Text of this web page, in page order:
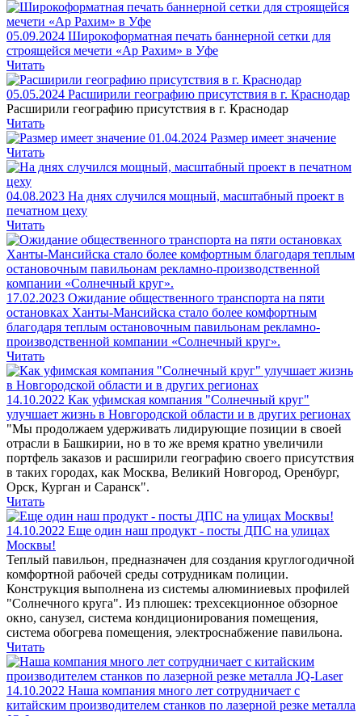
05.09.2024 Широкоформатная печать баннерной сетки для
строящейся мечети «Ар Рахим» в Уфе
Читать
05.05.2024 Расширили географию присутствия в г. Краснодар
Расширили географию присутствия в г. Краснодар
Читать
01.04.2024 Размер имеет значение
Читать
04.08.2023 На днях случился мощный, масштабный проект в
печатном цеху
Читать
17.02.2023 Ожидание общественного транспорта на пяти
остановках Ханты-Мансийска стало более комфортным
благодаря теплым остановочным павильонам рекламно-
производственной компании «Солнечный круг».
Читать
14.10.2022 Как уфимская компания "Солнечный круг"
улучшает жизнь в Новгородской области и в других регионах
"Мы продолжаем удерживать лидирующие позиции в своей
отрасли в Башкирии, но в то же время кратно увеличили
портфель заказов и расширили географию своего присутствия
в таких городах, как Москва, Великий Новгород, Оренбург,
Орск, Курган и Саранск".
Читать
14.10.2022 Еще один наш продукт - посты ДПС на улицах
Москвы!
Теплый павильон, предназначен для создания круглогодичной
комфортной рабочей среды сотрудникам полиции.
Конструкция выполнена из системы алюминиевых профилей
"Солнечного круга". Из плюшек: трехсекционное обзорное
окно, санузел, система кондиционирования помещения,
система обогрева помещения, электроснабжение павильона.
Читать
14.10.2022 Наша компания много лет сотрудничает с
китайским производителем станков по лазерной резке металла